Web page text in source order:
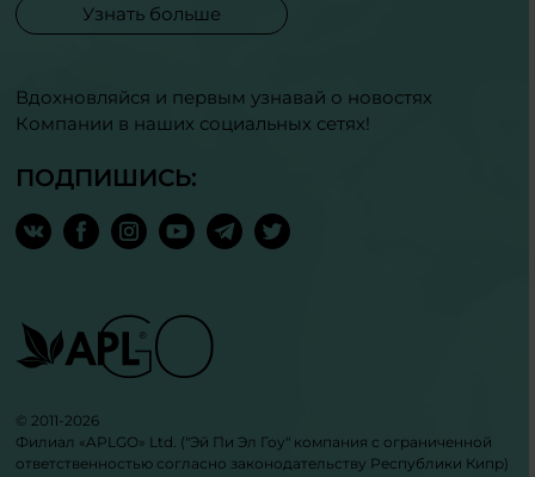
Узнать больше
Вдохновляйся и первым узнавай о новостях
Компании в наших социальных сетях!
ПОДПИШИСЬ:
© 2011-2026
Филиал «APLGO» Ltd. ("Эй Пи Эл Гоу" компания с ограниченной
ответственностью согласно законодательству Республики Кипр)